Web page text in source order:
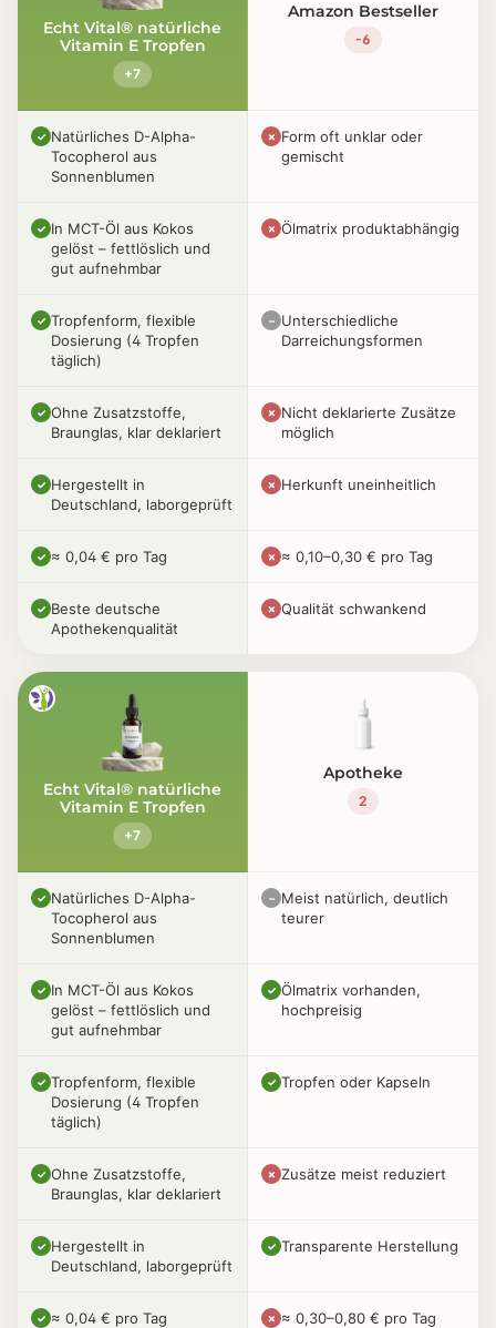
Echt Vital® natürliche
Vitamin E Tropfen
+7
Amazon Bestseller
-6
✓ Natürliches D-Alpha-
Tocopherol aus
Sonnenblumen
✗ Form oft unklar oder
gemischt
✓ In MCT-Öl aus Kokos
gelöst – fettlöslich und
gut aufnehmbar
✗ Ölmatrix produktabhängig
✓ Tropfenform, flexible
Dosierung (4 Tropfen
täglich)
–
Unterschiedliche
Darreichungsformen
✓ Ohne Zusatzstoffe,
Braunglas, klar deklariert
✗ Nicht deklarierte Zusätze
möglich
✓ Hergestellt in
Deutschland, laborgeprüft
✗ Herkunft uneinheitlich
✓ ≈ 0,04 € pro Tag ✗ ≈ 0,10–0,30 € pro Tag
✓ Beste deutsche
Apothekenqualität
✗ Qualität schwankend
Echt Vital® natürliche
Vitamin E Tropfen
+7
Apotheke
2
✓ Natürliches D-Alpha-
Tocopherol aus
Sonnenblumen
–
Meist natürlich, deutlich
teurer
✓ In MCT-Öl aus Kokos
gelöst – fettlöslich und
gut aufnehmbar
✓ Ölmatrix vorhanden,
hochpreisig
✓ Tropfenform, flexible
Dosierung (4 Tropfen
täglich)
✓ Tropfen oder Kapseln
✓ Ohne Zusatzstoffe,
Braunglas, klar deklariert
✗ Zusätze meist reduziert
✓ Hergestellt in
Deutschland, laborgeprüft
✓ Transparente Herstellung
✓ ≈ 0,04 € pro Tag ✗ ≈ 0,30–0,80 € pro Tag